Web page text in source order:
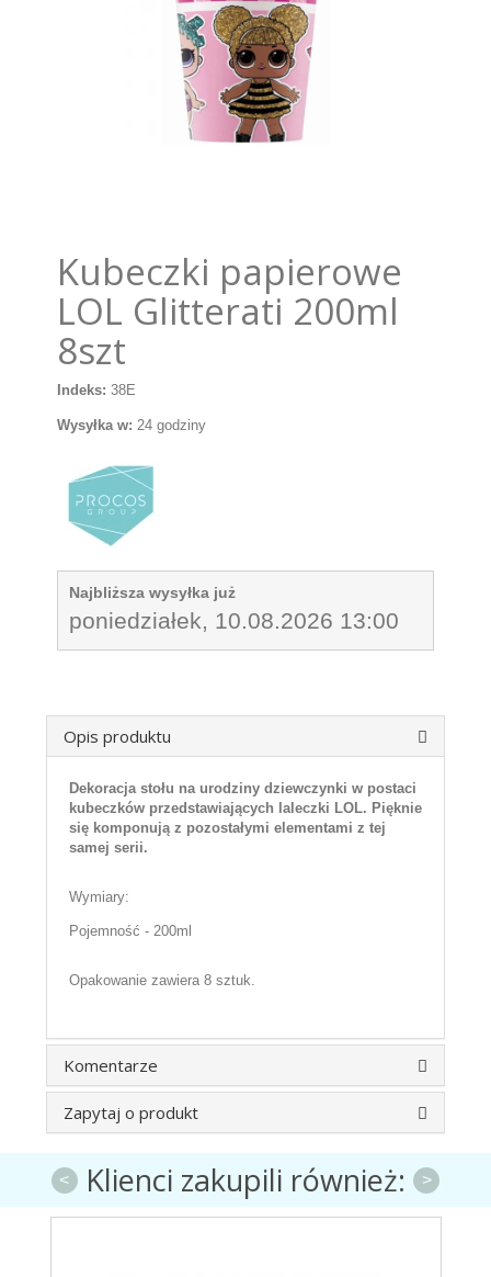
PODKŁADY /PRZEKŁADKI/WSPORNIKI/BANKETÓWKI
Kubeczki papierowe
LOL Glitterati 200ml
8szt
Indeks: 38E
Wysyłka w: 24 godziny
Najbliższa wysyłka już
poniedziałek, 10.08.2026 13:00
Opis produktu
Dekoracja stołu na urodziny dziewczynki w postaci
kubeczków przedstawiających laleczki LOL. Pięknie
się komponują z pozostałymi elementami z tej
samej serii.
Wymiary:
Pojemność - 200ml
Opakowanie zawiera 8 sztuk.
Komentarze
Zapytaj o produkt
Klienci zakupili również:
< >